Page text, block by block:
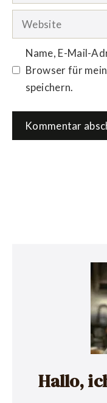
Website
Name, E-Mail-
Browser für
speichern.
Hallo,